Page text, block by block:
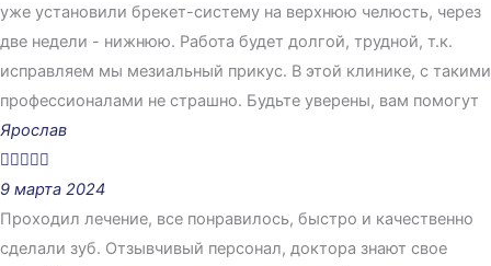
уже установили брекет-систему на верхнюю челюсть, через
две недели - нижнюю. Работа будет долгой, трудной, т.к.
исправляем мы мезиальный прикус. В этой клинике, с такими
профессионалами не страшно. Будьте уверены, вам помогут
Ярослав

9 марта 2024
Проходил лечение, все понравилось, быстро и качественно
сделали зуб. Отзывчивый персонал, доктора знают свое